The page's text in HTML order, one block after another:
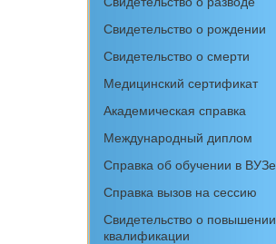
Свидетельство о рождении
Свидетельство о смерти
Медицинский сертификат
Академическая справка
Международный диплом
Cправка об обучении в ВУЗе
Справка вызов на сессию
Свидетельство о повышении
квалификации